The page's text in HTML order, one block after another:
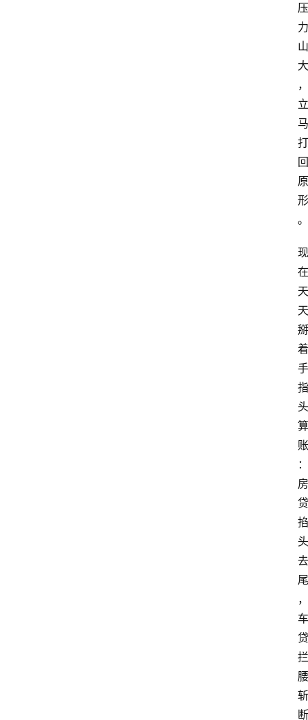
压
力
山
大
，
立
马
打
回
原
形
。
现
在
天
天
掰
着
手
指
头
算
账
：
房
贷
掐
头
去
尾
，
车
贷
拦
腰
斩
断